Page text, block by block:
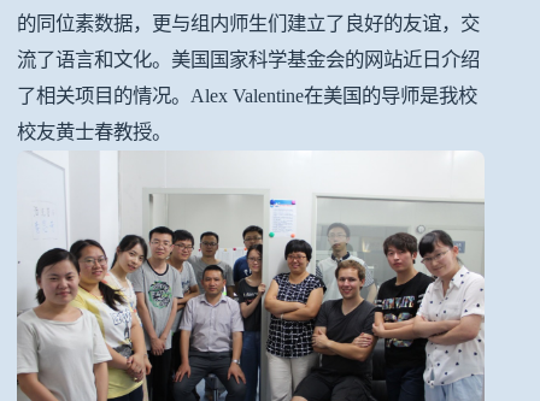
的同位素数据，更与组内师生们建立了良好的友谊，交
流了语言和文化。美国国家科学基金会的网站近日介绍
了相关项目的情况。Alex Valentine在美国的导师是我校
校友黄士春教授。